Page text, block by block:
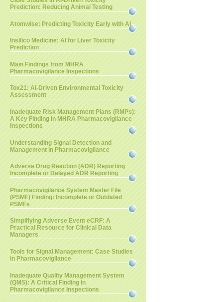
Prediction: Reducing Animal Testing
Atomwise: Predicting Toxicity Early with AI
Insilico Medicine: AI for Liver Toxicity
Prediction
Main Findings from MHRA
Pharmacovigilance Inspections
Tox21: AI-Driven Environmental Toxicity
Assessment
Inadequate Risk Management Plans (RMPs):
A Key Finding in MHRA Pharmacovigilance
Inspections
Understanding Signal Detection and
Management in Pharmacovigilance
Adverse Drug Reaction (ADR) Reporting
Incomplete or Delayed ADR Reporting
Pharmacovigilance System Master File
(PSMF) Finding: Incomplete or Outdated
PSMFs
Simplifying Adverse Event eCRF: A
Practical Resource for Clinical Data
Managers
Tools for Signal Management: Case Studies
in Pharmacovigilance
Inadequate Quality Management System
(QMS): A Critical Finding in
Pharmacovigilance Inspections